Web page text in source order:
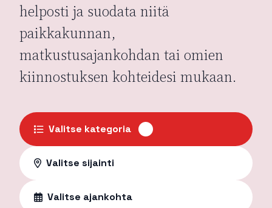
helposti ja suodata niitä
paikkakunnan,
matkustusajankohdan tai omien
kiinnostuksen kohteidesi mukaan.
Valitse kategoria
Valitse sijainti
Valitse ajankohta